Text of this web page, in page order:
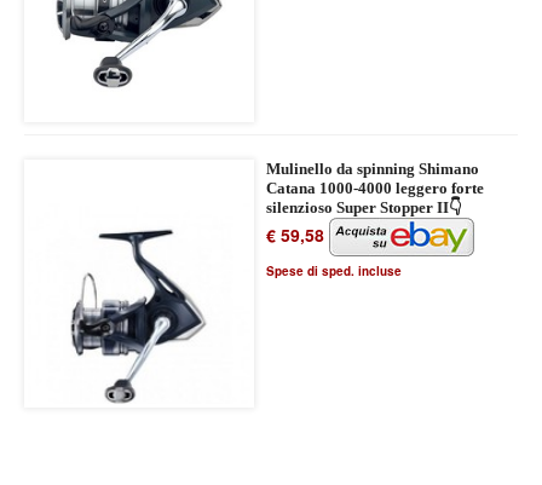
Mulinello da spinning Shimano
Catana 1000-4000 leggero forte
silenzioso Super Stopper II👇
€ 59,58
Spese di sped. incluse